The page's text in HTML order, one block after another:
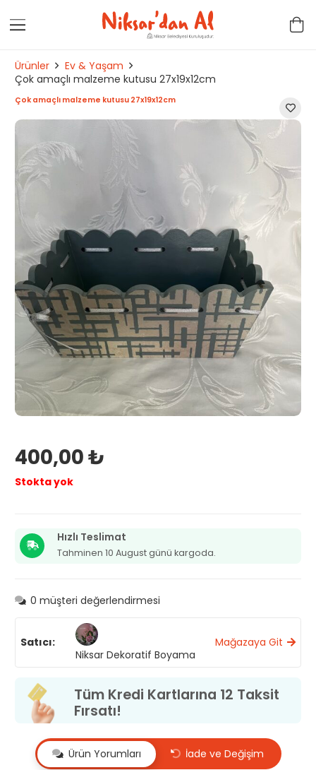
Ürünler
Ev & Yaşam
Çok amaçlı malzeme kutusu 27x19x12cm
Çok amaçlı malzeme kutusu 27x19x12cm
400,00₺
Stokta yok
Hızlı Teslimat
Tahminen 10 August günü kargoda.
0 müşteri değerlendirmesi
Satıcı:
Niksar Dekoratif Boyama
Mağazaya Git
Tüm Kredi Kartlarına 12 Taksit
Fırsatı!
Ürün Yorumları İade ve Değişim